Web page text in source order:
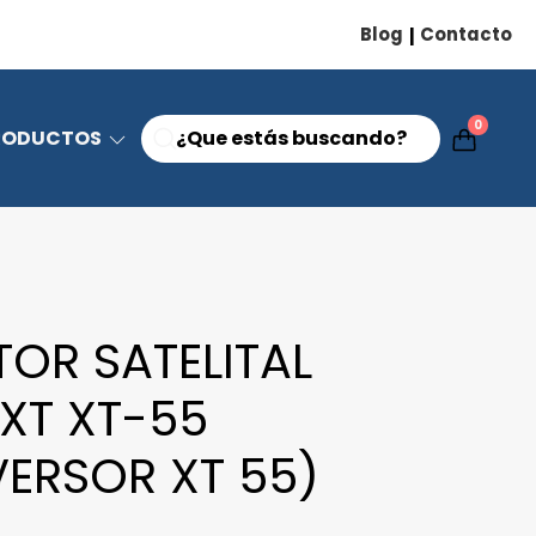
Blog Contacto
0
SATELITAL
XT-55
XT 55)